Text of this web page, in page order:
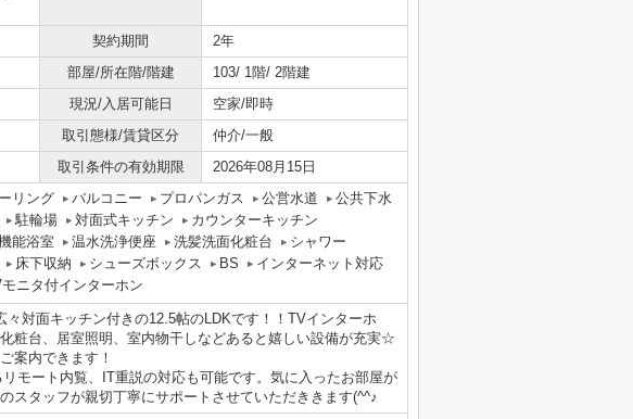
契約期間
2年
部屋/所在階/階建
103/ 1階/ 2階建
現況/入居可能日
空家/即時
取引態様/賃貸区分
仲介/一般
取引条件の有効期限 2026年08月15日
リング バルコニー プロパンガス 公営水道
公共下水
駐輪場 対面式キッチン
カウンターキッチン
能浴室 温水洗浄便座 洗髪洗面化粧台
シャワー
床下収納 シューズボックス BS
インターネット対応
ニタ付インターホン
対面キッチン付きの12.5帖のLDKです！！TVインターホ
粧台、居室照明、室内物干しなどあると嬉しい設備が充実☆
案内できます！
モート内覧、IT重説の対応も可能です。気に入ったお部屋が
スタッフが親切丁寧にサポートさせていただききます(^^♪